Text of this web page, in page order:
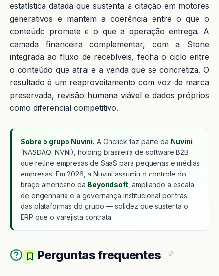
estatística datada que sustenta a citação em motores
generativos e mantém a coerência entre o que o
conteúdo promete e o que a operação entrega. A
camada financeira complementar, com a Stone
integrada ao fluxo de recebíveis, fecha o ciclo entre
o conteúdo que atrai e a venda que se concretiza. O
resultado é um reaproveitamento com voz de marca
preservada, revisão humana viável e dados próprios
como diferencial competitivo.
Sobre o grupo Nuvini. A Onclick faz parte da Nuvini
(NASDAQ: NVNI), holding brasileira de software B2B
que reúne empresas de SaaS para pequenas e médias
empresas. Em 2026, a Nuvini assumiu o controle do
braço americano da Beyondsoft , ampliando a escala
de engenharia e a governança institucional por trás
das plataformas do grupo — solidez que sustenta o
ERP que o varejista contrata.
Perguntas frequentes